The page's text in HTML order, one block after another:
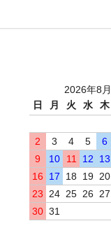
2026年8月
日
月 火 水 木
2
3 4 5 6
9
10 11 12 13
16
17 18 19 20
23
24 25 26 27
30 31